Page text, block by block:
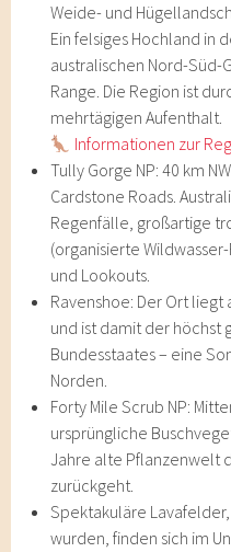
Weide- und
Ein felsiges Hochland in
australischen Nord-Süd-
Range. Die Region ist
mehrtägigen Aufenthalt.
Informationen zur
Tully Gorge NP: 40 km
Cardstone Roads.
Regenfälle, großartige
(organisierte
und Lookouts.
Ravenshoe: Der Ort liegt
und ist damit der höchst
Bundesstaates – eine
Norden.
Forty Mile Scrub NP:
ursprüngliche
Jahre alte Pflanzenwelt
zurückgeht.
Spektakuläre
wurden, finden sich im